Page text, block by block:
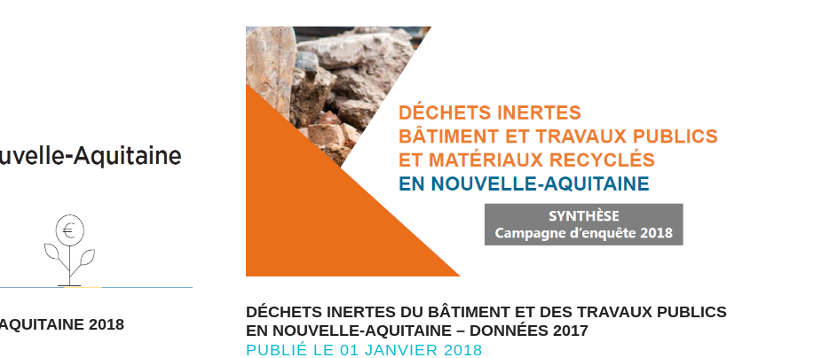
DÉCHETS INERTES DU BÂTIMENT ET DES TRAVAUX PUBLICS
EN NOUVELLE-AQUITAINE – DONNÉES 2017
PUBLIÉ LE 01 JANVIER 2018
2018